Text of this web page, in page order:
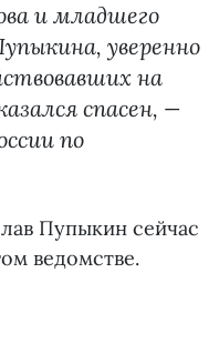
и младшего
уверенно
на
спасен, —
по
Пупыкин сейчас
ведомстве.